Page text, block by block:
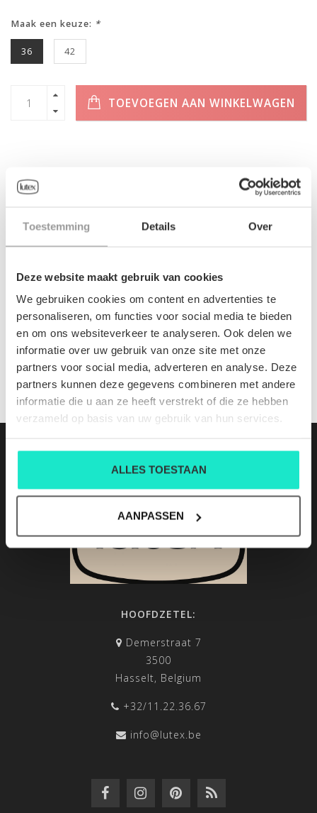
Toestemming Details Over
Deze website maakt gebruik van cookies
We gebruiken cookies om content en advertenties te
personaliseren, om functies voor social media te bieden
en om ons websiteverkeer te analyseren. Ook delen we
informatie over uw gebruik van onze site met onze
partners voor social media, adverteren en analyse. Deze
partners kunnen deze gegevens combineren met andere
informatie die u aan ze heeft verstrekt of die ze hebben
verzameld op basis van uw gebruik van hun services.
ALLES TOESTAAN
AANPASSEN
Maak een keuze: *
36 42
TOEVOEGEN AAN WINKELWAGEN
Geen informatie gevonden
636170-4348 cl 628
Nog niet gewaardeerd
0 sterren op basis van 0 beoordelingen
JE BEOORDELING TOEVOEGEN
HOOFDZETEL:
Demerstraat 7
3500
Hasselt, Belgium
+32/11.22.36.67
info@lutex.be